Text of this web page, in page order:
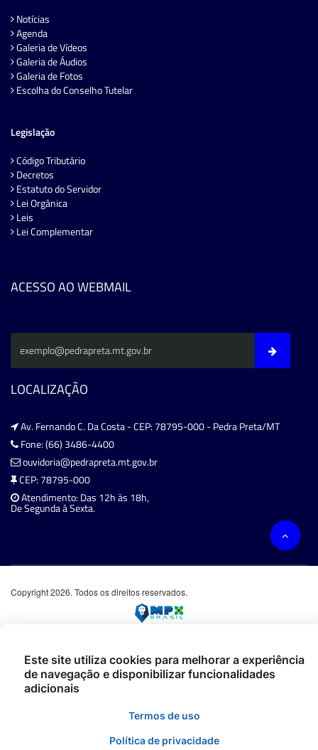
Notícias
Agenda
Galeria de Vídeos
Galeria de Áudios
Galeria de Fotos
Escolha do Conselho Tutelar
Legislação
Código Tributário
Decretos
Estatuto do Servidor
Lei Orgânica
Leis
Lei Complementar
ACESSO AO WEBMAIL
LOCALIZAÇÃO
Av. Fernando C. Da Costa - CEP: 78795-000 - Pedra Preta/MT
Fone: (66) 3486-4400
ouvidoria@pedrapreta.mt.gov.br
CEP: 78795-000
Atendimento: Das 12h às 18h,
De Segunda à Sexta.
Copyright 2026. Todos os direitos reservados.
Este site utiliza cookies para melhorar a experiência
de navegação e disponibilizar funcionalidades
adicionais
Termos de uso
Política de privacidade